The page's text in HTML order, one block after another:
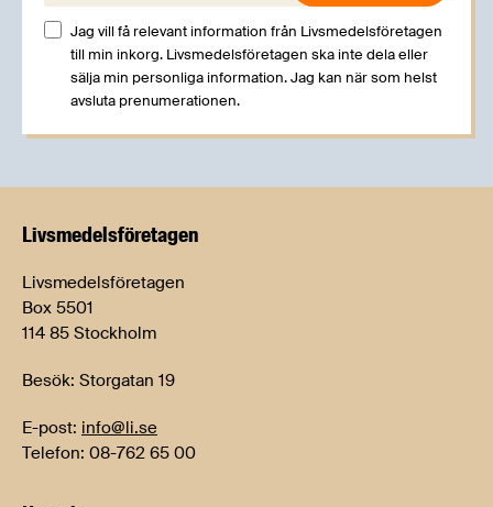
Jag vill få relevant information från Livsmedelsföretagen
till min inkorg. Livsmedelsföretagen ska inte dela eller
sälja min personliga information. Jag kan när som helst
avsluta prenumerationen.
Livsmedels­företagen
Livsmedelsföretagen
Box 5501
114 85 Stockholm
Besök: Storgatan 19
E-post: info@li.se
Telefon: 08-762 65 00